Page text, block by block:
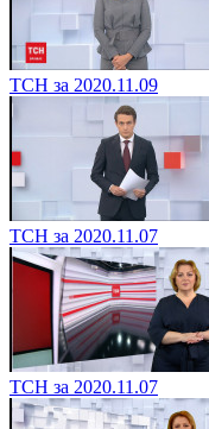
ТСН за 2020.11.09
ТСН за 2020.11.07
ТСН за 2020.11.07